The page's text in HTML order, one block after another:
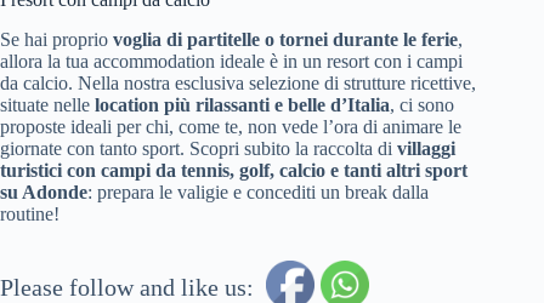
Se hai proprio voglia di partitelle o tornei durante le ferie,
allora la tua accommodation ideale è in un resort con i campi
da calcio. Nella nostra esclusiva selezione di strutture ricettive,
situate nelle location più rilassanti e belle d’Italia, ci sono
proposte ideali per chi, come te, non vede l’ora di animare le
giornate con tanto sport. Scopri subito la raccolta di villaggi
turistici con campi da tennis, golf, calcio e tanti altri sport
su Adonde: prepara le valigie e concediti un break dalla
routine!
Please follow and like us: